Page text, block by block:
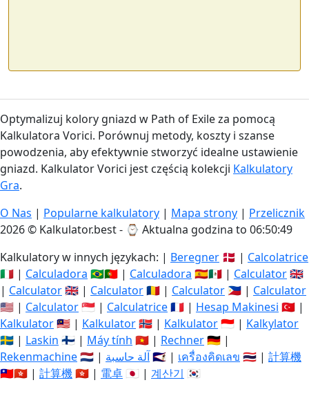
Optymalizuj kolory gniazd w Path of Exile za pomocą
Kalkulatora Vorici. Porównuj metody, koszty i szanse
powodzenia, aby efektywnie stworzyć idealne ustawienie
gniazd. Kalkulator Vorici jest częścią kolekcji Kalkulatory
Gra.
O Nas | Popularne kalkulatory | Mapa strony | Przelicznik
2026 © Kalkulator.best - ⌚ Aktualna godzina to 06:50:49
Kalkulatory w innych językach: | Beregner 🇩🇰 | Calcolatrice
🇮🇹 | Calculadora 🇧🇷🇵🇹 | Calculadora 🇪🇸🇲🇽 | Calculator🇬🇧
| Calculator🇬🇧 | Calculator🇷🇴 | Calculator 🇵🇭 | Calculator
🇺🇸 | Calculator🇸🇬 | Calculatrice🇫🇷 | Hesap Makinesi 🇹🇷 |
Kalkulator🇲🇾 | Kalkulator🇳🇴 | Kalkulator🇮🇩 | Kalkylator
🇸🇪 | Laskin 🇫🇮 | Máy tính 🇻🇳 | Rechner🇩🇪 |
Rekenmachine🇳🇱 | آلة حاسبة🇸🇦 | เครื่องคิดเลข 🇹🇭 | 計算機
🇹🇼🇭🇰 | 計算機🇭🇰 | 電卓 🇯🇵 | 계산기 🇰🇷